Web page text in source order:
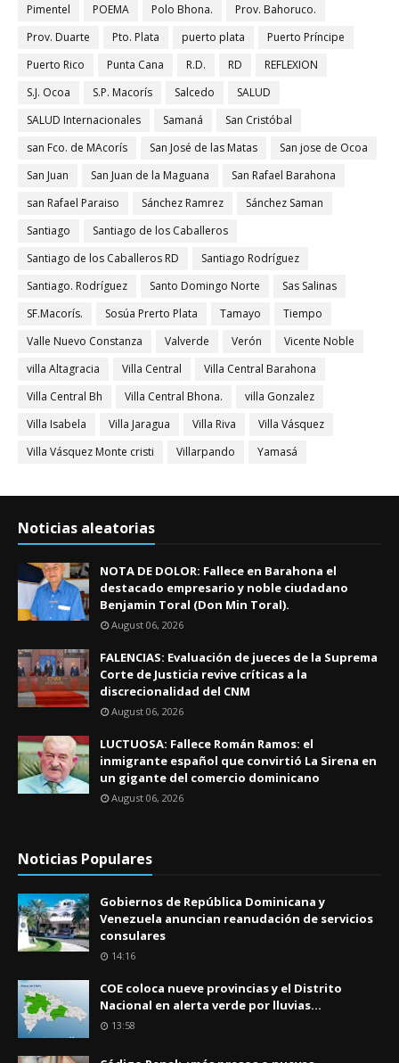
Pimentel
POEMA Polo Bhona.
Prov. Bahoruco.
Prov. Duarte
Pto. Plata puerto plata
Puerto Príncipe
Puerto Rico
Punta Cana R.D. RD
REFLEXION
S.J. Ocoa
S.P. Macorís Salcedo
SALUD
SALUD Internacionales
Samaná
San Cristóbal
san Fco. de MAcorís
San José de las Matas
San jose de Ocoa
San Juan
San Juan de la Maguana
San Rafael Barahona
san Rafael Paraiso
Sánchez Ramrez
Sánchez Saman
Santiago
Santiago de los Caballeros
Santiago de los Caballeros RD
Santiago Rodríguez
Santiago. Rodríguez
Santo Domingo Norte
Sas Salinas
SF.Macorís.
Sosúa Prerto Plata Tamayo
Tiempo
Valle Nuevo Constanza
Valverde Verón
Vicente Noble
villa Altagracia
Villa Central
Villa Central Barahona
Villa Central Bh
Villa Central Bhona.
villa Gonzalez
Villa Isabela
Villa Jaragua Villa Riva
Villa Vásquez
Villa Vásquez Monte cristi
Villarpando Yamasá
Noticias aleatorias
NOTA DE DOLOR: Fallece en Barahona el
destacado empresario y noble ciudadano
Benjamin Toral (Don Min Toral).
August 06, 2026
FALENCIAS: Evaluación de jueces de la Suprema
Corte de Justicia revive críticas a la
discrecionalidad del CNM
August 06, 2026
LUCTUOSA: Fallece Román Ramos: el
inmigrante español que convirtió La Sirena en
un gigante del comercio dominicano
August 06, 2026
Noticias Populares
Gobiernos de República Dominicana y
Venezuela anuncian reanudación de servicios
consulares
14:16
COE coloca nueve provincias y el Distrito
Nacional en alerta verde por lluvias...
13:58